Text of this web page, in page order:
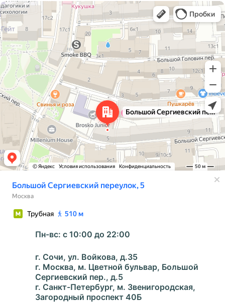
Пн-вс: с 10:00 до 22:00
г. Сочи, ул. Войкова, д.35
г. Москва, м. Цветной бульвар, Большой
Сергиевский пер., д.5
г. Санкт-Петербург, м. Звенигородская,
Загородный проспект 40Б
Москва
Большой Сергиевский переулок, 5 — Яндекс Карты